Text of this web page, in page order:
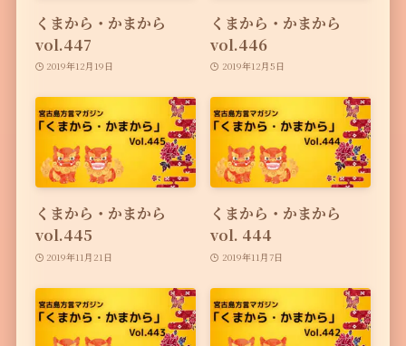
くまから・かまから
vol.447
2019年12月19日
くまから・かまから
vol.446
2019年12月5日
くまから・かまから
vol.445
2019年11月21日
くまから・かまから
vol. 444
2019年11月7日